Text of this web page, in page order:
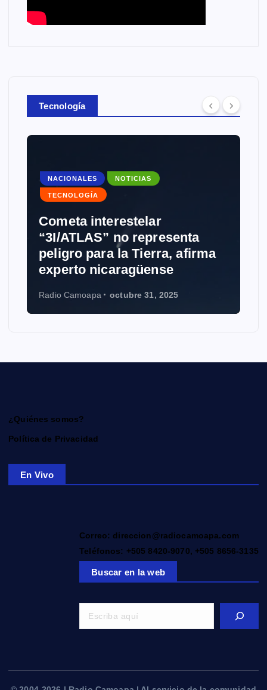
Tecnología
NACIONALES NOTICIAS
TECNOLOGÍA
Cometa interestelar
“3I/ATLAS” no representa
peligro para la Tierra, afirma
experto nicaragüense
Radio Camoapa octubre 31, 2025
¿Quiénes somos?
Política de Privacidad
En Vivo
Correo: direccion@radiocamoapa.com
Teléfonos: +505 8420-9070, +505 8656-3135
Buscar en la web